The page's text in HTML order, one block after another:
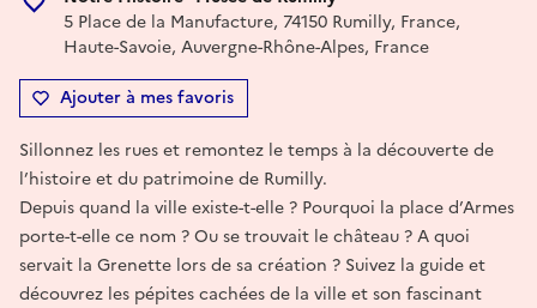
5 Place de la Manufacture, 74150 Rumilly, France,
Haute-Savoie, Auvergne-Rhône-Alpes, France
Ajouter à mes favoris
Sillonnez les rues et remontez le temps à la découverte de
l’histoire et du patrimoine de Rumilly.
Depuis quand la ville existe-t-elle ? Pourquoi la place d’Armes
porte-t-elle ce nom ? Ou se trouvait le château ? A quoi
servait la Grenette lors de sa création ? Suivez la guide et
découvrez les pépites cachées de la ville et son fascinant